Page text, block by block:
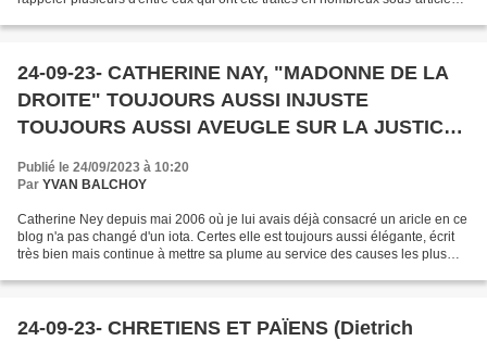
24-09-23- CATHERINE NAY, "MADONNE DE LA
DROITE" TOUJOURS AUSSI INJUSTE
TOUJOURS AUSSI AVEUGLE SUR LA JUSTICE
SOCIALE !
Publié le 24/09/2023 à 10:20
Par YVAN BALCHOY
Catherine Ney depuis mai 2006 où je lui avais déjà consacré un aricle en ce
blog n'a pas changé d'un iota. Certes elle est toujours aussi élégante, écrit
très bien mais continue à mettre sa plume au service des causes les plus
24-09-23- CHRETIENS ET PAÏENS (Dietrich